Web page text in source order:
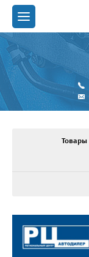
Товары